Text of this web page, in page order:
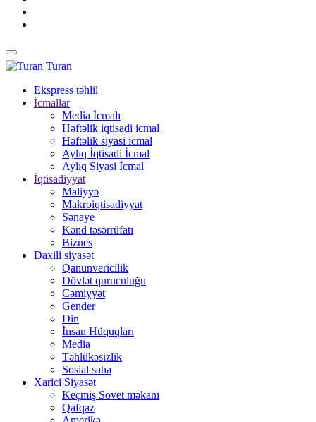
Turan
Ekspress təhlil
İcmallar
Media İcmalı
Həftəlik iqtisadi icmal
Həftəlik siyasi icmal
Aylıq İqtisadi İcmal
Aylıq Siyasi İcmal
İqtisadiyyat
Maliyyə
Makroiqtisadiyyat
Sənaye
Kənd təsərrüfatı
Biznes
Daxili siyasət
Qanunvericilik
Dövlət quruculuğu
Cəmiyyət
Gender
Din
İnsan Hüquqları
Media
Təhlükəsizlik
Sosial sahə
Xarici Siyasət
Keçmiş Sovet məkanı
Qafqaz